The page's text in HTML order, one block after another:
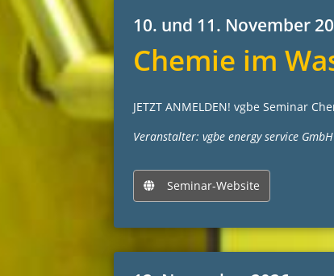
10. und 11. November
Chemie im
JETZT ANMELDEN! vgbe Seminar
Veranstalter: vgbe energy service GmbH
Seminar-Website